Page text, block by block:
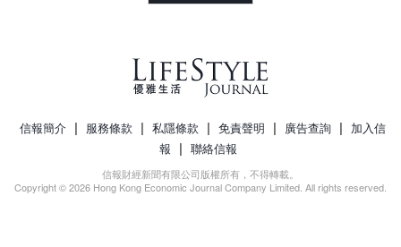
信報簡介 | 服務條款 | 私隱條款 | 免責聲明 | 廣告查詢 | 加入信
報 | 聯絡信報
信報財經新聞有限公司版權所有，不得轉載。
Copyright © 2026 Hong Kong Economic Journal Company Limited. All rights reserved.